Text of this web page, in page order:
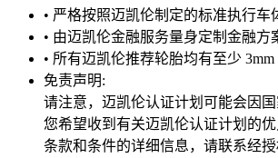
• 严格按照迈凯伦制定的标准执行车
• 由迈凯伦金融服务量身定制金融方
• 所有迈凯伦推荐轮胎均有至少 3mm
免责声明:
请注意，迈凯伦认证计划可能会因
您希望收到有关迈凯伦认证计划的
条款和条件的详细信息，请联系经